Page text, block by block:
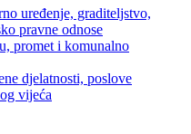
uređenje, graditeljstvo,
pravne odnose
promet i komunalno
djelatnosti, poslove
vijeća